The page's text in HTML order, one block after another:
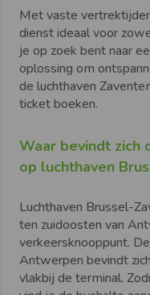
Met vaste
dienst ideaal voor
je op zoek bent naar
oplossing om
de luchthaven
ticket boeken.
Waar bevindt zich
op luchthaven
Luchthaven Brussel-
ten zuidoosten van
verkeersknooppunt.
Antwerpen bevindt
vlakbij de terminal.